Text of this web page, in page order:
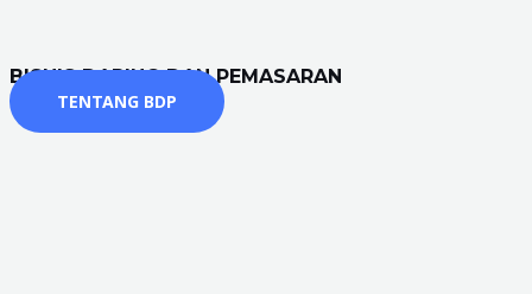
BISNIS DARING DAN PEMASARAN
TENTANG BDP